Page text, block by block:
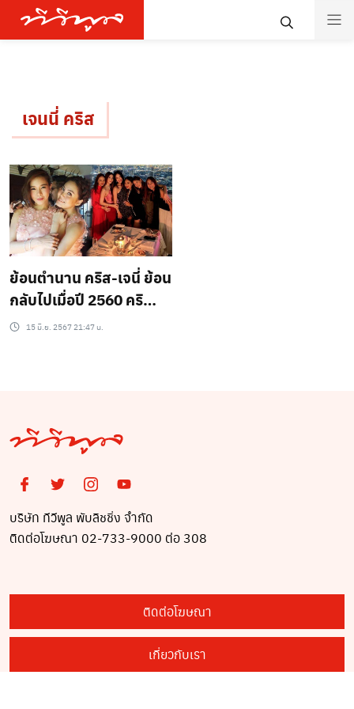
เจนนี่ คริส
ย้อนตำนาน คริส-เจนี่ ย้อน
กลับไปเมื่อปี 2560 คริ
สเเละเจนี่มีปัญหากันเรื่อง
15 มิ.ย. 2567 21:47 น.
บริษัท ทีวีพูล พับลิชชิ่ง จำกัด
ติดต่อโฆษณา 02-733-9000 ต่อ 308
ติดต่อโฆษณา
เกี่ยวกับเรา